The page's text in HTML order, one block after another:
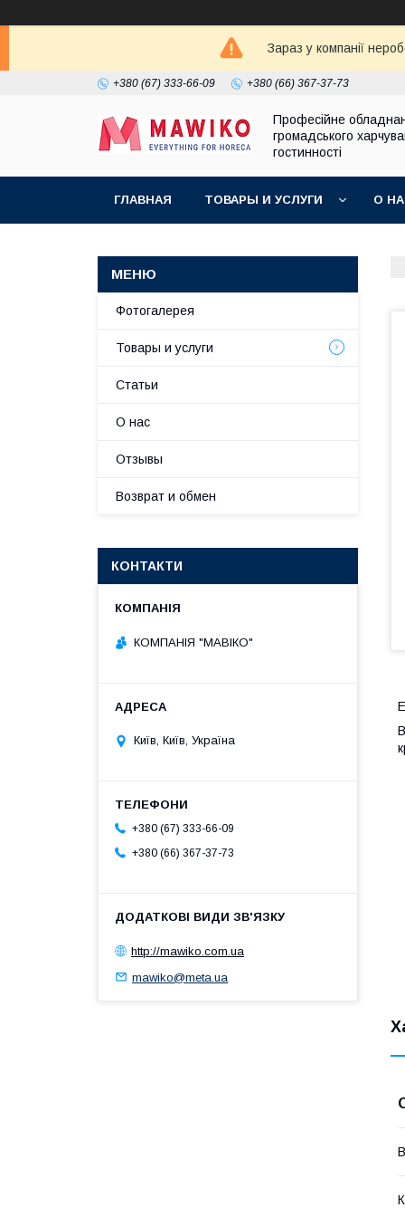
Зараз у компанії
+380 (67) 333-66-09 +380 (66) 367-37-73
Професійне
громадського
гостинності
ГЛАВНАЯ ТОВАРЫ И УСЛУГИ О
Фотогалерея
Товары и услуги
Статьи
О нас
Отзывы
Возврат и обмен
КОНТАКТИ
КОМПАНІЯ "МАВІКО"
Київ, Київ, Україна
+380 (67) 333-66-09
+380 (66) 367-37-73
http://mawiko.com.ua
mawiko@meta.ua